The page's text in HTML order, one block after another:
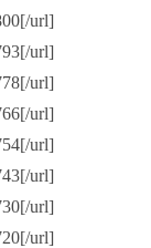
url]
url]
url]
url]
url]
url]
url]
url]